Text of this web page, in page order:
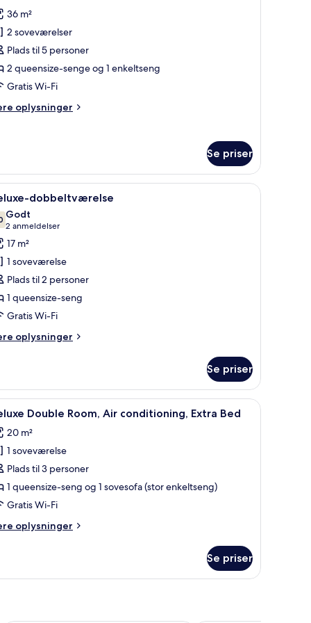
anmeldelse)
36 m²
2 soveværelser
Plads til 5 personer
2 queensize-senge og 1 enkeltseng
Gratis Wi-Fi
oplysninger
Se priser
gratis Wi-Fi, sengetøj Et hotelværelse med seng, skrivebord og et
4 dobbeltværelse
ud af 10
Godt
2 anmeldelser
(2
anmeldelser)
17 m²
1 soveværelse
Plads til 2 personer
1 queensize-seng
Gratis Wi-Fi
oplysninger
Se priser
gardiner, et træsengegavl og udsigt til det fri.Et hotelværelse med seng, skrivebord og et
4 Double Room, Air conditioning, Extra Bed
20 m²
1 soveværelse
Plads til 3 personer
1 queensize-seng og 1 sovesofa (stor enkeltseng)
Gratis Wi-Fi
oplysninger
Se priser